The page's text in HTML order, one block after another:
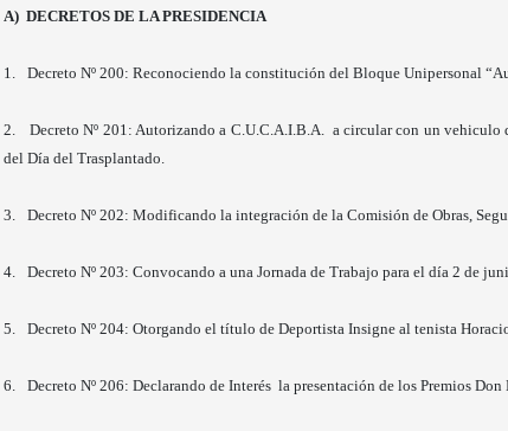
A) DECRETOS DE LA PRESIDENCIA
1. Decreto Nº 200: Reconociendo la constitución del Bloque Unipersonal
2.
Decreto Nº 201: Autorizando a C.U.C.A.I.B.A. a circular con un vehiculo
del Día del Trasplantado.
3. Decreto Nº 202: Modificando la integración de la Comisión de Obras,
4. Decreto Nº 203: Convocando a una Jornada de Trabajo para el día 2 de
5. Decreto Nº 204: Otorgando el título de Deportista Insigne al tenista
6. Decreto Nº 206: Declarando de Interés la presentación de los Premios